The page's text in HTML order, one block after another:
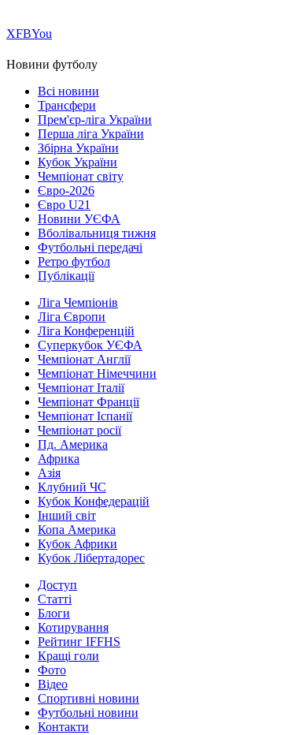
ХFBYou
Новини футболу
Всі новини
Трансфери
Прем'єр-ліга України
Перша ліга України
Збірна України
Кубок України
Чемпіонат світу
Євро-2026
Євро U21
Новини УЄФА
Вболівальниця тижня
Футбольні передачі
Ретро футбол
Публікації
Ліга Чемпіонів
Ліга Європи
Ліга Конференцій
Суперкубок УЄФА
Чемпіонат Англії
Чемпіонат Німеччини
Чемпіонат Італії
Чемпіонат Франції
Чемпіонат Іспанії
Чемпіонат росії
Пд. Америка
Африка
Азія
Клубний ЧС
Кубок Конфедерацій
Інший світ
Копа Америка
Кубок Африки
Кубок Лібертадорес
Доступ
Статті
Блоги
Котирування
Рейтинг IFFHS
Кращі голи
Фото
Відео
Спортивні новини
Футбольні новини
Контакти